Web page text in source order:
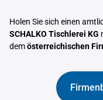
Holen Sie sich einen
SCHALKO Tischlerei KG
demösterreichischen